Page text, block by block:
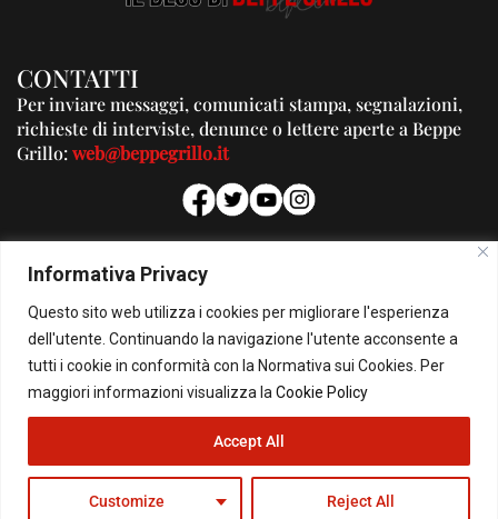
Informativa Privacy
Questo sito web utilizza i cookies per migliorare l'esperienza
dell'utente. Continuando la navigazione l'utente acconsente a
tutti i cookie in conformità con la Normativa sui Cookies. Per
maggiori informazioni visualizza la Cookie Policy
Customize Reject All
Accept All
CONTATTI
Per inviare messaggi, comunicati stampa, segnalazioni,
richieste di interviste, denunce o lettere aperte a Beppe
Grillo:web@beppegrillo.it
PUBBLICITA'
Per la tua pubblicità su questo Blog:
pubblicita@beppegrillo.it
© Copyright 2026 - Il Blog di Beppe Grillo. All Rights Reserved - Powered by
happygrafic.com